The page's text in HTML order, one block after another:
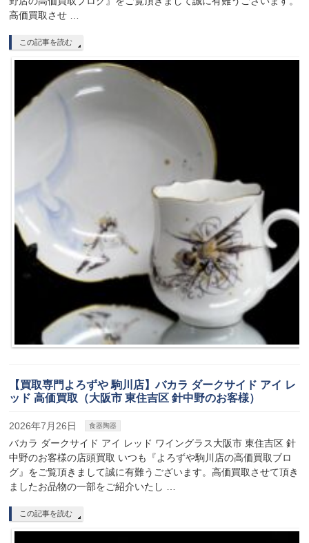
高価買取させ …
この記事を読む
【買取専門よろずや 駒川店】バカラ ダークサイド アイ レ
ッド 高価買取（大阪市 東住吉区 針中野のお客様）
2026年7月26日 食器陶器
バカラ ダークサイド アイ レッド ワイングラス大阪市 東住吉区 針
中野のお客様の店頭買取 いつも『よろずや駒川店の高価買取ブロ
グ』をご覧頂きまして誠に有難うございます。高価買取させて頂き
ましたお品物の一部をご紹介いたし …
この記事を読む